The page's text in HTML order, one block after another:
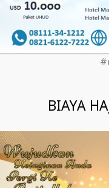
BIAYA